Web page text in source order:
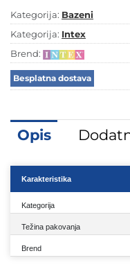
Kategorija: Bazeni
Kategorija: Intex
Brend:
Besplatna dostava
Opis
Karakteristika
Kategorija
Težina pakovanja
Brend